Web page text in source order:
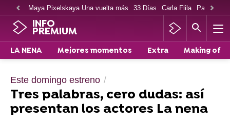
Maya Pixelskaya Una vuelta más 33 Días Carla Flila Paco
INFO
PREMIUM
LA NENA Mejores momentos Extra Making of
Este domingo estreno
Tres palabras, cero dudas: así
presentan los actores La nena